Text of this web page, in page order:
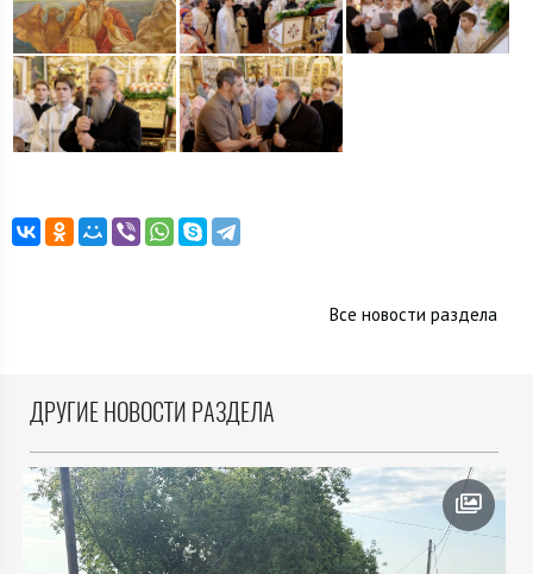
Все новости раздела
ДРУГИЕ НОВОСТИ РАЗДЕЛА